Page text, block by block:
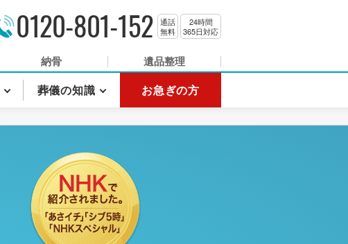
0120-801-152
通話
無料
24時間
365日対応
納骨 遺品整理
葬儀の知識 お急ぎの方